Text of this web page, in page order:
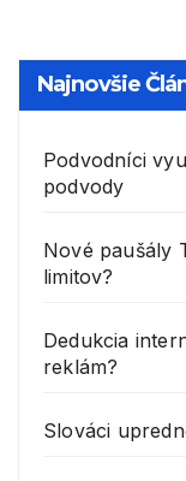
Najnovšie
Podvodníci
podvody
Nové paušály
limitov?
Dedukcia
reklám?
Slováci